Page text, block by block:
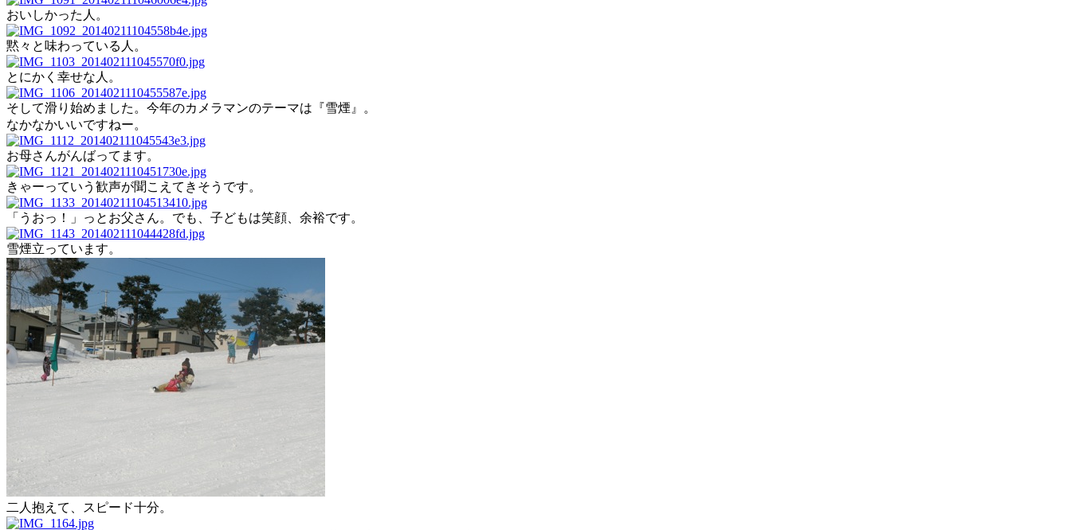
おいしかった人。
黙々と味わっている人。
とにかく幸せな人。
そして滑り始めました。今年のカメラマンのテーマは『雪煙』。
なかなかいいですねー。
お母さんがんばってます。
きゃーっていう歓声が聞こえてきそうです。
「うおっ！」っとお父さん。でも、子どもは笑顔、余裕です。
雪煙立っています。
二人抱えて、スピード十分。